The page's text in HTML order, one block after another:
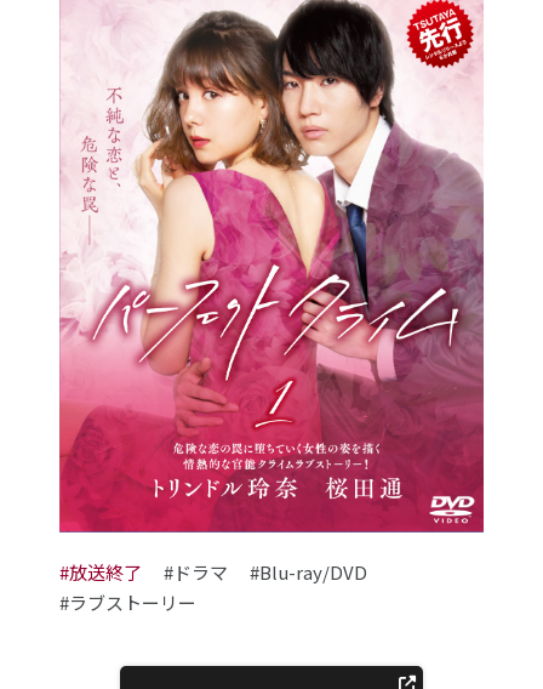
#放送終了 #ドラマ
#Blu-ray/DVD
#ラブストーリー